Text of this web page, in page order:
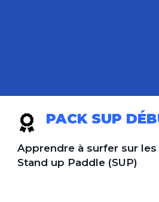
PACK SUP
Apprendre à surfer sur les
Stand up Paddle (SUP)